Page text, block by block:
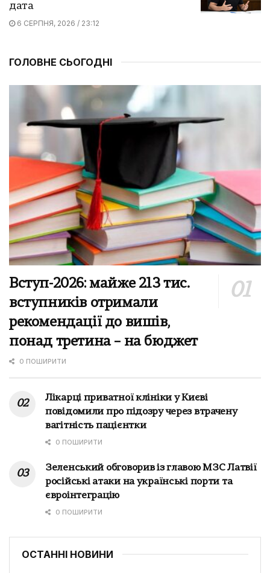
дата
6 СЕРПНЯ, 2026 / 23:12
ГОЛОВНЕ СЬОГОДНІ
Вступ-2026: майже 213 тис.
вступників отримали
рекомендації до вишів,
понад третина – на бюджет
0 ПОШИРИТИ
Лікарці приватної клініки у Києві
повідомили про підозру через втрачену
вагітність пацієнтки
0 ПОШИРИТИ
Зеленський обговорив із главою МЗС Латвії
російські атаки на українські порти та
євроінтеграцію
0 ПОШИРИТИ
ОСТАННІ НОВИНИ